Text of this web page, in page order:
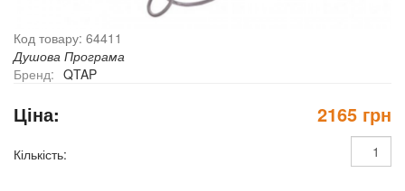
Код товару: 64411
Душова Програма
Бренд: QTAP
Ціна: 2165 грн
Кількість: